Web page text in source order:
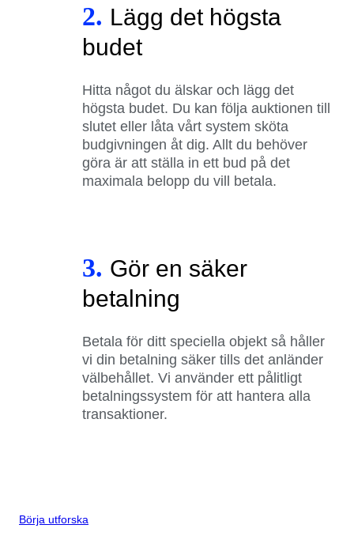
2. Lägg det högsta
budet
Hitta något du älskar och lägg det
högsta budet. Du kan följa auktionen till
slutet eller låta vårt system sköta
budgivningen åt dig. Allt du behöver
göra är att ställa in ett bud på det
maximala belopp du vill betala.
3. Gör en säker
betalning
Betala för ditt speciella objekt så håller
vi din betalning säker tills det anländer
välbehållet. Vi använder ett pålitligt
betalningssystem för att hantera alla
transaktioner.
Börja utforska